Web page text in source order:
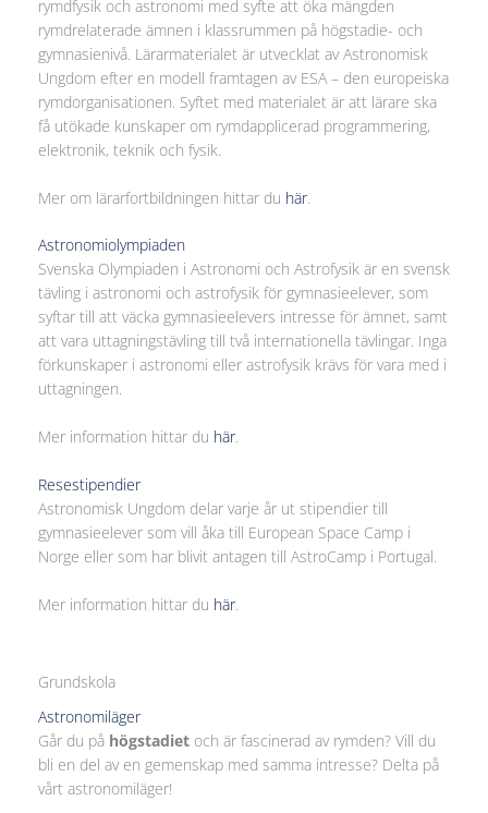
rymdfysik och astronomi med syfte att öka mängden
rymdrelaterade ämnen i klassrummen på högstadie- och
gymnasienivå. Lärarmaterialet är utvecklat av Astronomisk
Ungdom efter en modell framtagen av ESA – den europeiska
rymdorganisationen. Syftet med materialet är att lärare ska
få utökade kunskaper om rymdapplicerad programmering,
elektronik, teknik och fysik.
Mer om lärarfortbildningen hittar du här.
Astronomiolympiaden
Svenska Olympiaden i Astronomi och Astrofysik är en svensk
tävling i astronomi och astrofysik för gymnasieelever, som
syftar till att väcka gymnasieelevers intresse för ämnet, samt
att vara uttagningstävling till två internationella tävlingar. Inga
förkunskaper i astronomi eller astrofysik krävs för vara med i
uttagningen.
Mer information hittar du här.
Resestipendier
Astronomisk Ungdom delar varje år ut stipendier till
gymnasieelever som vill åka till European Space Camp i
Norge eller som har blivit antagen till AstroCamp i Portugal.
Mer information hittar du här.
Grundskola
Astronomiläger
Går du påhögstadiet och är fascinerad av rymden? Vill du
bli en del av en gemenskap med samma intresse? Delta på
vårt astronomiläger!